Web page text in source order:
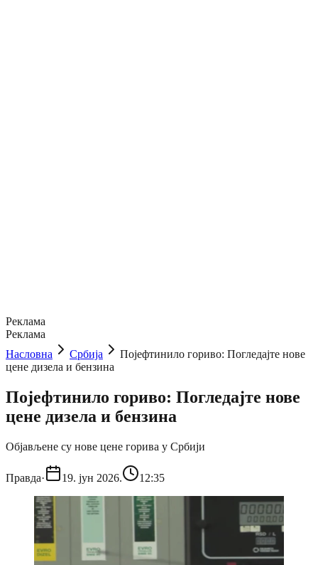
Реклама
Реклама
Насловна
Србија
Појефтинило гориво: Погледајте нове
цене дизела и бензина
Појефтинило гориво: Погледајте нове
цене дизела и бензина
Објављене су нове цене горива у Србији
Правда· 19. јун 2026. 12:35